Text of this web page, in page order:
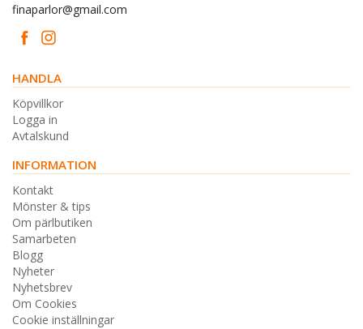
finaparlor@gmail.com
HANDLA
Köpvillkor
Logga in
Avtalskund
INFORMATION
Kontakt
Mönster & tips
Om pärlbutiken
Samarbeten
Blogg
Nyheter
Nyhetsbrev
Om Cookies
Cookie inställningar